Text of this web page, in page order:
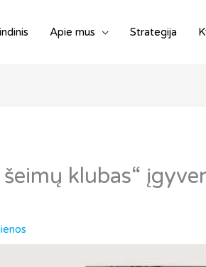
Apie mus Strategija
klubas“